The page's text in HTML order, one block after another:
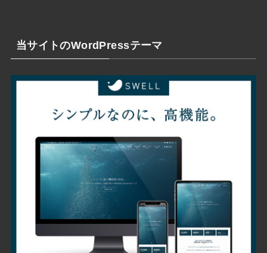
当サイトのWordPressテーマ